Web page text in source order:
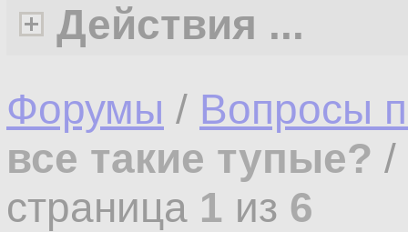
Действия ...
Форумы / Вопросы
все такие тупые? /
страница 1 из 6